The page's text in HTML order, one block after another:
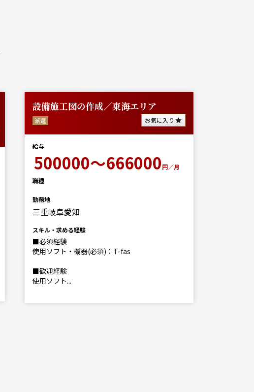
設備施工図の作成／東海エリア
派遣 お気に入り
給与
500000～666000円／月
職種
勤務地
三重岐阜愛知
スキル・求める経験
■必須経験
使用ソフト・機器(必須)：T-fas
■歓迎経験
使用ソフト...